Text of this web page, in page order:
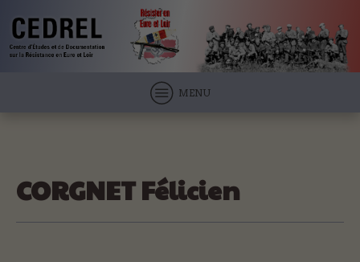
MENU
CORGNET Félicien